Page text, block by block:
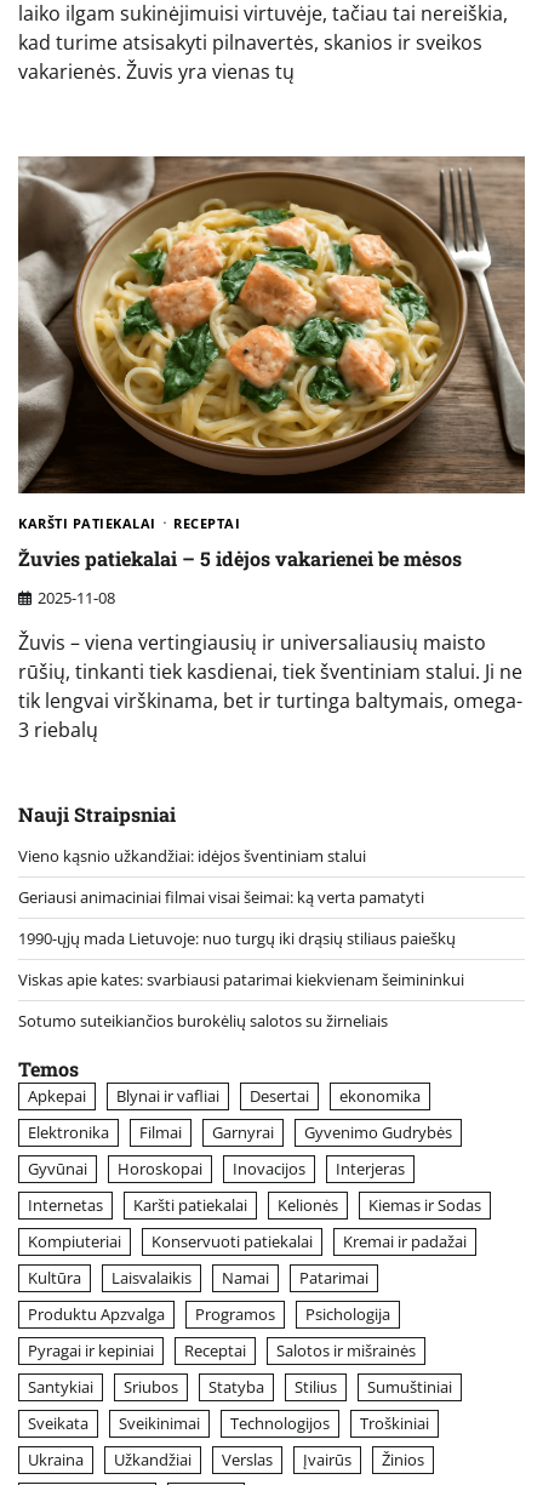
laiko ilgam sukinėjimuisi virtuvėje, tačiau tai nereiškia,
kad turime atsisakyti pilnavertės, skanios ir sveikos
vakarienės. Žuvis yra vienas tų
KARŠTI PATIEKALAI RECEPTAI
Žuvies patiekalai – 5 idėjos vakarienei be mėsos
2025-11-08
Žuvis – viena vertingiausių ir universaliausių maisto
rūšių, tinkanti tiek kasdienai, tiek šventiniam stalui. Ji ne
tik lengvai virškinama, bet ir turtinga baltymais, omega-
3 riebalų
Nauji Straipsniai
Vieno kąsnio užkandžiai: idėjos šventiniam stalui
Geriausi animaciniai filmai visai šeimai: ką verta pamatyti
1990-ųjų mada Lietuvoje: nuo turgų iki drąsių stiliaus paieškų
Viskas apie kates: svarbiausi patarimai kiekvienam šeimininkui
Sotumo suteikiančios burokėlių salotos su žirneliais
Temos
Apkepai Blynai ir vafliai Desertai
ekonomika
Elektronika
Filmai Garnyrai
Gyvenimo Gudrybės
Gyvūnai
Horoskopai Inovacijos
Interjeras
Internetas
Karšti patiekalai Kelionės
Kiemas ir Sodas
Kompiuteriai
Konservuoti patiekalai
Kremai ir padažai
Kultūra
Laisvalaikis Namai
Patarimai
Produktu Apzvalga
Programos
Psichologija
Pyragai ir kepiniai
Receptai
Salotos ir mišrainės
Santykiai
Sriubos Statyba Stilius
Sumuštiniai
Sveikata
Sveikinimai Technologijos
Troškiniai
Ukraina
Užkandžiai Verslas Įvairūs Žinios